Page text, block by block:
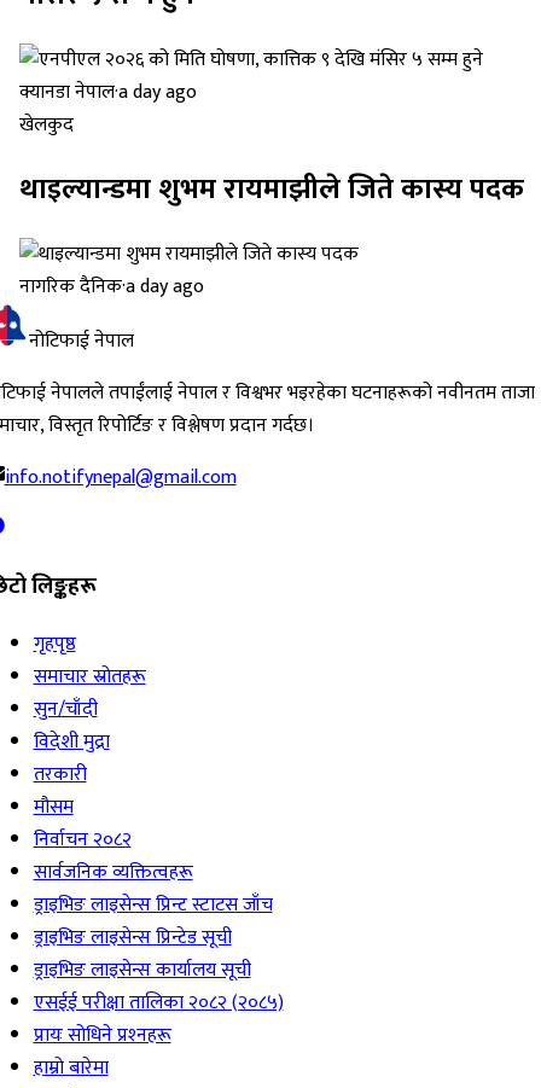
क्यानडा नेपाल·a day ago
खेलकुद
थाइल्यान्डमा शुभम रायमाझीले जिते कास्य पदक
नागरिक दैनिक·a day ago
नोटिफाई नेपाल
नेपालले तपाईंलाई नेपाल र विश्वभर भइरहेका घटनाहरूको नवीनतम ताजा
विस्तृत रिपोर्टिङ र विश्लेषण प्रदान गर्दछ।
info.notifynepal@gmail.com
लिङ्कहरू
गृहपृष्ठ
समाचार स्रोतहरू
सुन/चाँदी
विदेशी मुद्रा
तरकारी
मौसम
निर्वाचन २०८२
सार्वजनिक व्यक्तित्वहरू
ड्राइभिङ लाइसेन्स प्रिन्ट स्टाटस जाँच
ड्राइभिङ लाइसेन्स प्रिन्टेड सूची
ड्राइभिङ लाइसेन्स कार्यालय सूची
एसईई परीक्षा तालिका २०८२ (२०८५)
प्रायः सोधिने प्रश्‍नहरू
हाम्रो बारेमा